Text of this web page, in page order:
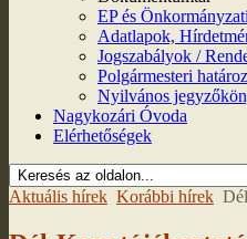
EP és
Adatlapok,
Jogszabályok /
Polgármesteri
Nyilvános
Nagykozári Óvoda
Elérhetőségek
Aktuális hírek Korábbi hírek